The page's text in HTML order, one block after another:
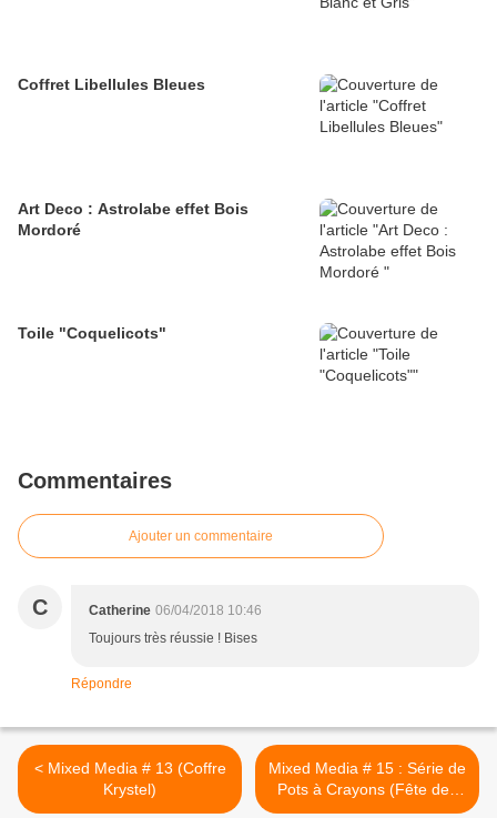
Coffret Libellules Bleues
Art Deco : Astrolabe effet Bois
Mordoré
Toile "Coquelicots"
Commentaires
Ajouter un commentaire
C Catherine 06/04/2018 10:46
Toujours très réussie ! Bises
Répondre
< Mixed Media # 13 (Coffre
Krystel)
Mixed Media # 15 : Série de
Pots à Crayons (Fête des
Mères) >